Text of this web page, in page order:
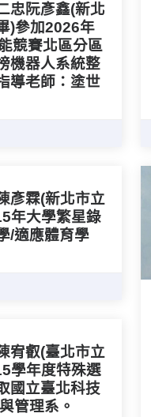
忠阮彥鑫(新北
)參加2026年
競賽北區分區
機器人系統整
導老師：塗世
彥霖(新北市立
年大學繁星錄
/適應體育學
宥叡(臺北市立
學年度特殊選
國立臺北科技
管理系。